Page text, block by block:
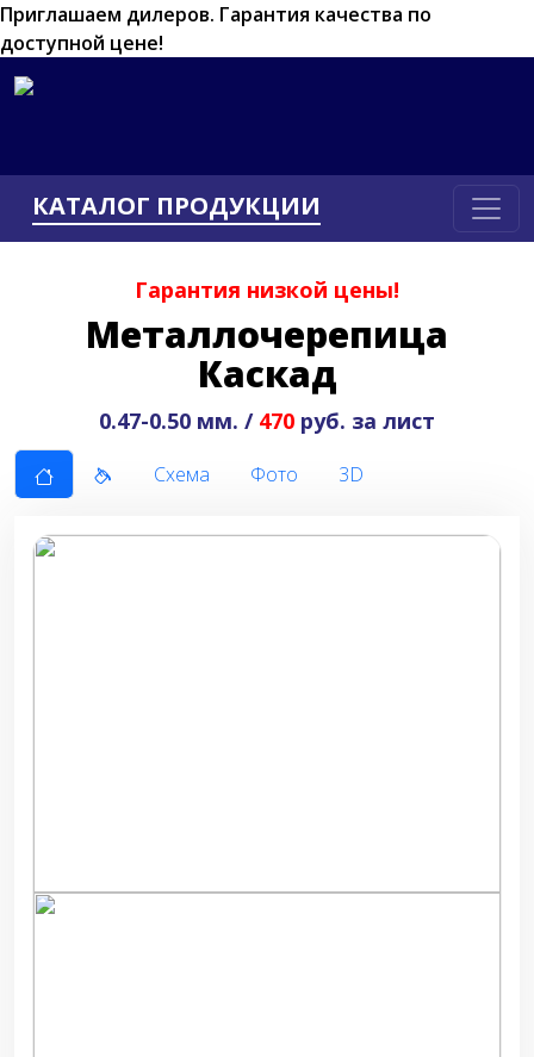
Приглашаем дилеров. Гарантия качества по
доступной цене!
КАТАЛОГ ПРОДУКЦИИ
Гарантия низкой цены!
Металлочерепица
Каскад
0.47-0.50 мм. / 470 руб. за лист
Схема Фото 3D